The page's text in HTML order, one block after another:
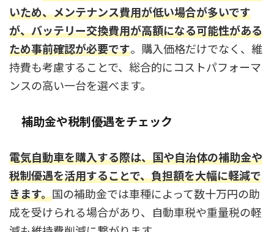
いため、メンテナンス費用が低い場合が多いです
が、バッテリー交換費用が高額になる可能性がある
ため事前確認が必要です。購入価格だけでなく、維
持費も考慮することで、総合的にコストパフォーマ
ンスの高い一台を選べます。
補助金や税制優遇をチェック
電気自動車を購入する際は、国や自治体の補助金や
税制優遇を活用することで、負担額を大幅に軽減で
きます。国の補助金では車種によって数十万円の助
成を受けられる場合があり、自動車税や重量税の軽